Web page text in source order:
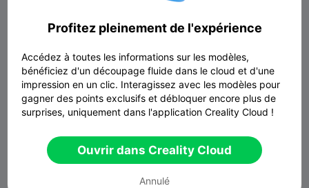
Profitez pleinement de l'expérience
Accédez à toutes les informations sur les modèles,
bénéficiez d'un découpage fluide dans le cloud et d'une
impression en un clic. Interagissez avec les modèles pour
gagner des points exclusifs et débloquer encore plus de
surprises, uniquement dans l'application Creality Cloud !
Ouvrir dans Creality Cloud
Annulé